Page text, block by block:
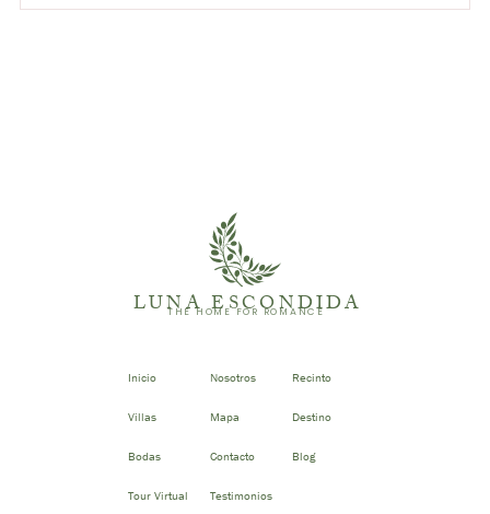
LUNA ESCONDIDA
THE HOME FOR ROMANCE
Inicio Nosotros Recinto
Villas Mapa Destino
Bodas Contacto Blog
Tour Virtual Testimonios